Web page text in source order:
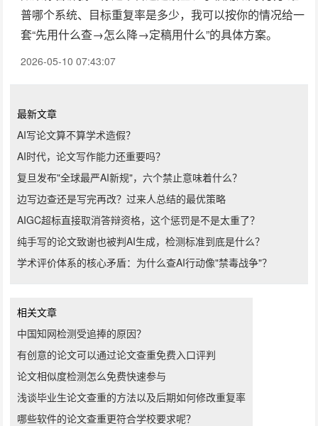
普哪个系统、目标重复率是多少，我可以按你的情况给一
套“先用什么查→怎么降→定稿用什么”的具体方案。
2026-05-10 07:43:07
最新文章
AI写论文算不算学术造假？
AI时代，论文写作能力还重要吗？
复旦发布"全球最严AI新规"，六个禁止意味着什么？
边写边查还是写完再改？过来人总结的最优策略
AIGC超标直接取消答辩资格，这个惩罚是不是太重了？
纯手写的论文致谢也被判AI生成，检测标准到底是什么？
学术评价体系的核心矛盾：为什么查AI行动像"禁毒战争"？
相关文章
中国知网检测受追捧的原因？
有创意的论文可以通过论文查重免费入口评判
论文相似度检测怎么免费快速参与
浅谈毕业生论文查重的方法以及后期如何修改重复率
哪些软件的论文查重更符合学校要求呢？